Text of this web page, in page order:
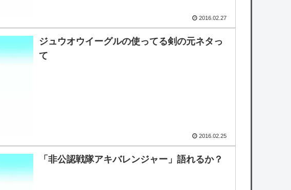
2016.02.27
ジュウオウイーグルの使ってる剣の元ネタっ
て
2016.02.25
「非公認戦隊アキバレンジャー」語れるか？